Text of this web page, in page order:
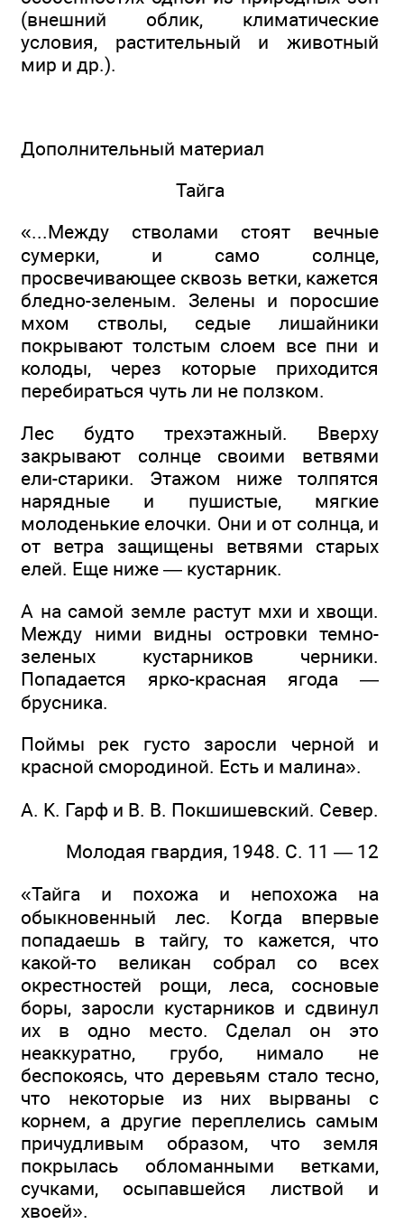
(внешний облик, климатические
условия, растительный и животный
мир и др.).
Дополнительный материал
Тайга
«...Между стволами стоят вечные
сумерки, и само солнце,
просвечивающее сквозь ветки, кажется
бледно-зеленым. Зелены и поросшие
мхом стволы, седые лишайники
покрывают толстым слоем все пни и
колоды, через которые приходится
перебираться чуть ли не ползком.
Лес будто трехэтажный. Вверху
закрывают солнце своими ветвями
ели-старики. Этажом ниже толпятся
нарядные и пушистые, мягкие
молоденькие елочки. Они и от солнца, и
от ветра защищены ветвями старых
елей. Еще ниже — кустарник.
А на самой земле растут мхи и хвощи.
Между ними видны островки темно-
зеленых кустарников черники.
Попадается ярко-красная ягода —
брусника.
Поймы рек густо заросли черной и
красной смородиной. Есть и малина».
A. K. Гарф и В. В. Покшишевский. Север.
Молодая гвардия, 1948. С. 11 — 12
«Тайга и похожа и непохожа на
обыкновенный лес. Когда впервые
попадаешь в тайгу, то кажется, что
какой-то великан собрал со всех
окрестностей рощи, леса, сосновые
боры, заросли кустарников и сдвинул
их в одно место. Сделал он это
неаккуратно, грубо, нимало не
беспокоясь, что деревьям стало тесно,
что некоторые из них вырваны с
корнем, а другие переплелись самым
причудливым образом, что земля
покрылась обломанными ветками,
сучками, осыпавшейся листвой и
хвоей».